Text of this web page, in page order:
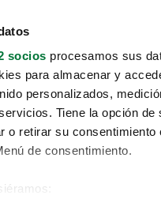
socios procesamos sus
para almacenar y
personalizados,
Tiene la opción
o retirar su
de consentimiento.